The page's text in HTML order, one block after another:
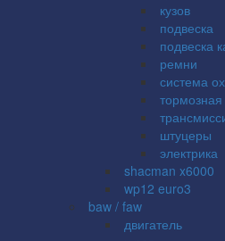
кузов
подвеска
подвеска
ремни
система
штуцеры
электрика
shacman x6000
wp12 euro3
baw / faw
двигатель